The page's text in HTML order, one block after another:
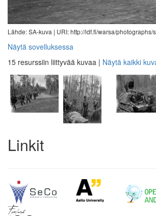
Lähde: SA-kuva | URI: http://ldf.fi/warsa/
Näytä sovelluksessa
15 resurssiin liittyvää kuvaa | Näytä kaikki
Linkit